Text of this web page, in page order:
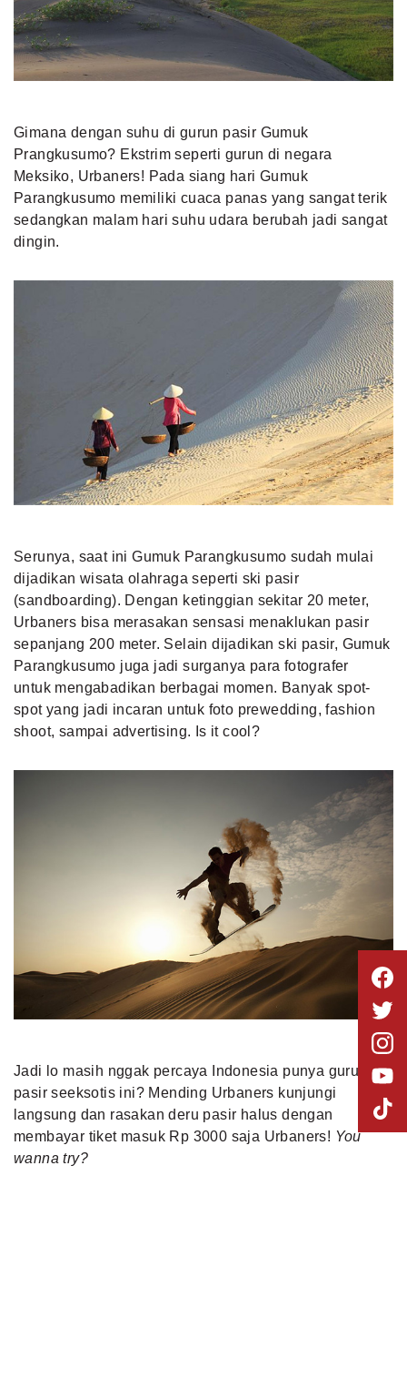
Gimana dengan suhu di gurun pasir Gumuk
Prangkusumo? Ekstrim seperti gurun di negara
Meksiko, Urbaners! Pada siang hari Gumuk
Parangkusumo memiliki cuaca panas yang sangat terik
sedangkan malam hari suhu udara berubah jadi sangat
dingin.
Serunya, saat ini Gumuk Parangkusumo sudah mulai
dijadikan wisata olahraga seperti ski pasir
(sandboarding). Dengan ketinggian sekitar 20 meter,
Urbaners bisa merasakan sensasi menaklukan pasir
sepanjang 200 meter. Selain dijadikan ski pasir, Gumuk
Parangkusumo juga jadi surganya para fotografer
untuk mengabadikan berbagai momen. Banyak spot-
spot yang jadi incaran untuk foto prewedding, fashion
shoot, sampai advertising. Is it cool?
Jadi lo masih nggak percaya Indonesia punya gurun
pasir seeksotis ini? Mending Urbaners kunjungi
langsung dan rasakan deru pasir halus dengan
membayar tiket masuk Rp 3000 saja Urbaners! You
wanna try?